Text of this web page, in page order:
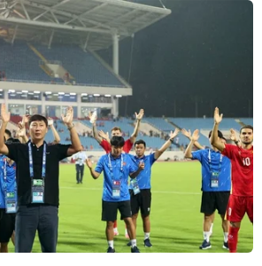
Đại học Văn hóa,
Thanh Hóa vào
Đức
4 người tại Mũi
tích